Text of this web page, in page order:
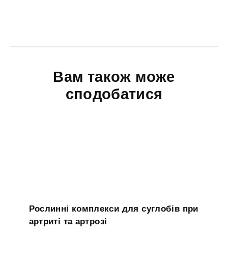
Вам також може
сподобатися
Рослинні комплекси для суглобів при
артриті та артрозі